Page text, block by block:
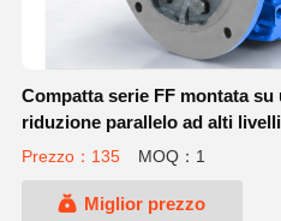
Compatta serie FF montata
riduzione parallelo ad alti
industriali
Prezzo：135 MOQ：1
Miglior prezzo